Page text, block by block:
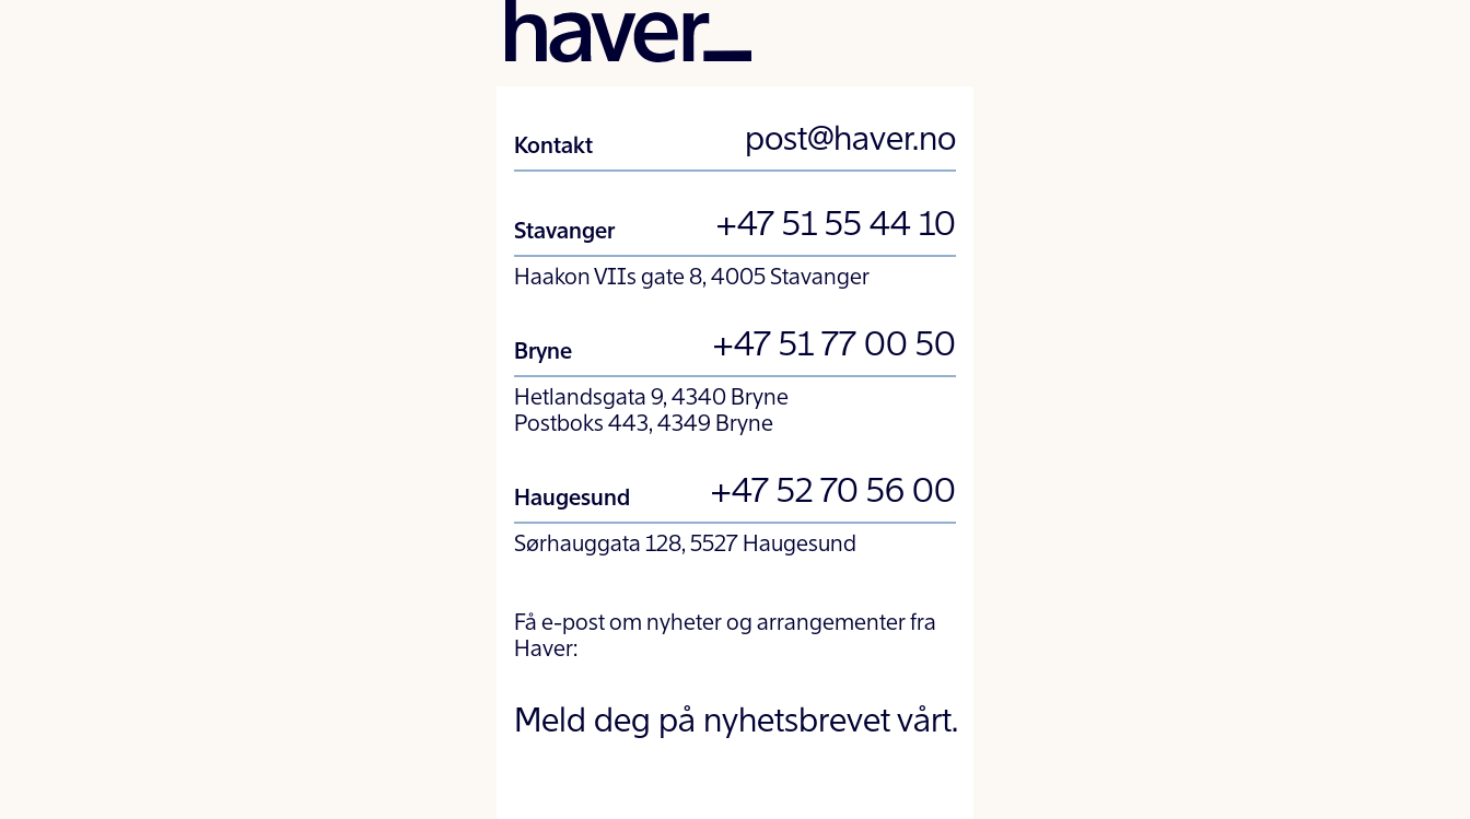
Kontakt post@haver.no
Stavanger +47 51 55 44 10
Haakon VIIs gate 8, 4005 Stavanger
Bryne +47 51 77 00 50
Hetlandsgata 9, 4340 Bryne
Postboks 443, 4349 Bryne
Haugesund +47 52 70 56 00
Sørhauggata 128, 5527 Haugesund
Få e-post om nyheter og arrangementer fra
Haver:
Meld deg på nyhetsbrevet vårt.